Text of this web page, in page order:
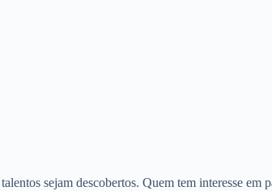
sejam descobertos. Quem tem interesse